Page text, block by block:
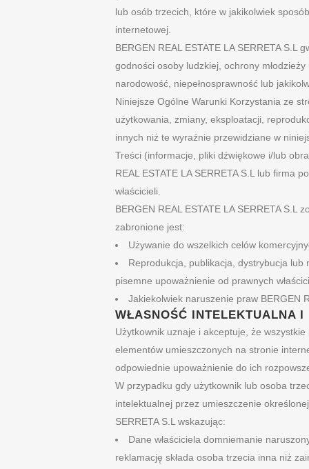
lub osób trzecich, które w jakikolwiek
internetowej.
BERGEN REAL ESTATE LA SERRETA
godności osoby ludzkiej, ochrony
narodowość, niepełnosprawność lub
Niniejsze Ogólne Warunki Korzystania ze
użytkowania, zmiany, eksploatacji,
innych niż te wyraźnie przewidziane w
Treści (informacje, pliki dźwiękowe i/lub
REAL ESTATE LA SERRETA S.L lub firma
właścicieli.
BERGEN REAL ESTATE LA SERRETA
zabronione jest:
Używanie do wszelkich celów
Reprodukcja, publikacja, dystrybucja lub
pisemne upoważnienie od prawnych
Jakiekolwiek naruszenie praw BERGEN
WŁASNOŚĆ INTELEKTUALNA I
Użytkownik uznaje i akceptuje, że
elementów umieszczonych na stronie
odpowiednie upoważnienie do ich
W przypadku gdy użytkownik lub osoba
intelektualnej przez umieszczenie
SERRETA S.L wskazując:
Dane właściciela domniemanie
reklamację składa osoba trzecia inna niż